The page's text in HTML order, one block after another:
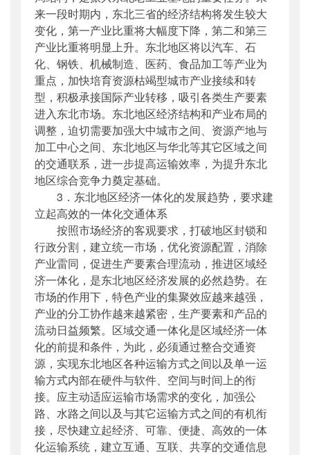
来一段时期内，东北三省的经济结构将发生较大
变化，第一产业比重将大幅度下降，第二和第三
产业比重将明显上升。东北地区将以汽车、石
化、钢铁、机械制造、医药、食品加工等产业为
重点，加快培育资源枯竭型城市产业接续和转
型，积极承接国际产业转移，吸引各类生产要素
进入东北市场。东北地区经济结构和产业布局的
调整，迫切需要加强大中城市之间、资源产地与
加工中心之间、东北地区与华北等其它区域之间
的交通联系，进一步提高运输效率，为提升东北
地区综合竞争力奠定基础。
3．东北地区经济一体化的发展趋势，要求建
立起高效的一体化交通体系
按照市场经济的客观要求，打破地区封锁和
行政分割，建立统一市场，优化资源配置，消除
产业雷同，促进生产要素合理流动，推进区域经
济一体化，是东北地区经济发展的必然趋势。在
市场的作用下，特色产业的集聚效应越来越强，
产业的分工协作越来越紧密，生产要素和产品的
流动日益频繁。区域交通一体化是区域经济一体
化的前提和条件，为此，必须通过整合交通资
源，实现东北地区各种运输方式之间以及单一运
输方式内部在硬件与软件、空间与时间上的衔
接。应主动适应运输市场需求的变化，加强公
路、水路之间以及与其它运输方式之间的有机衔
接，尽快建立起经济、可靠、便捷、高效的一体
化运输系统，建立互通、互联、共享的交通信息